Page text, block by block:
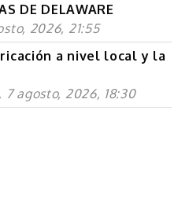
DE DELAWARE
2026, 21:55
a nivel local y la
7 agosto, 2026, 18:30